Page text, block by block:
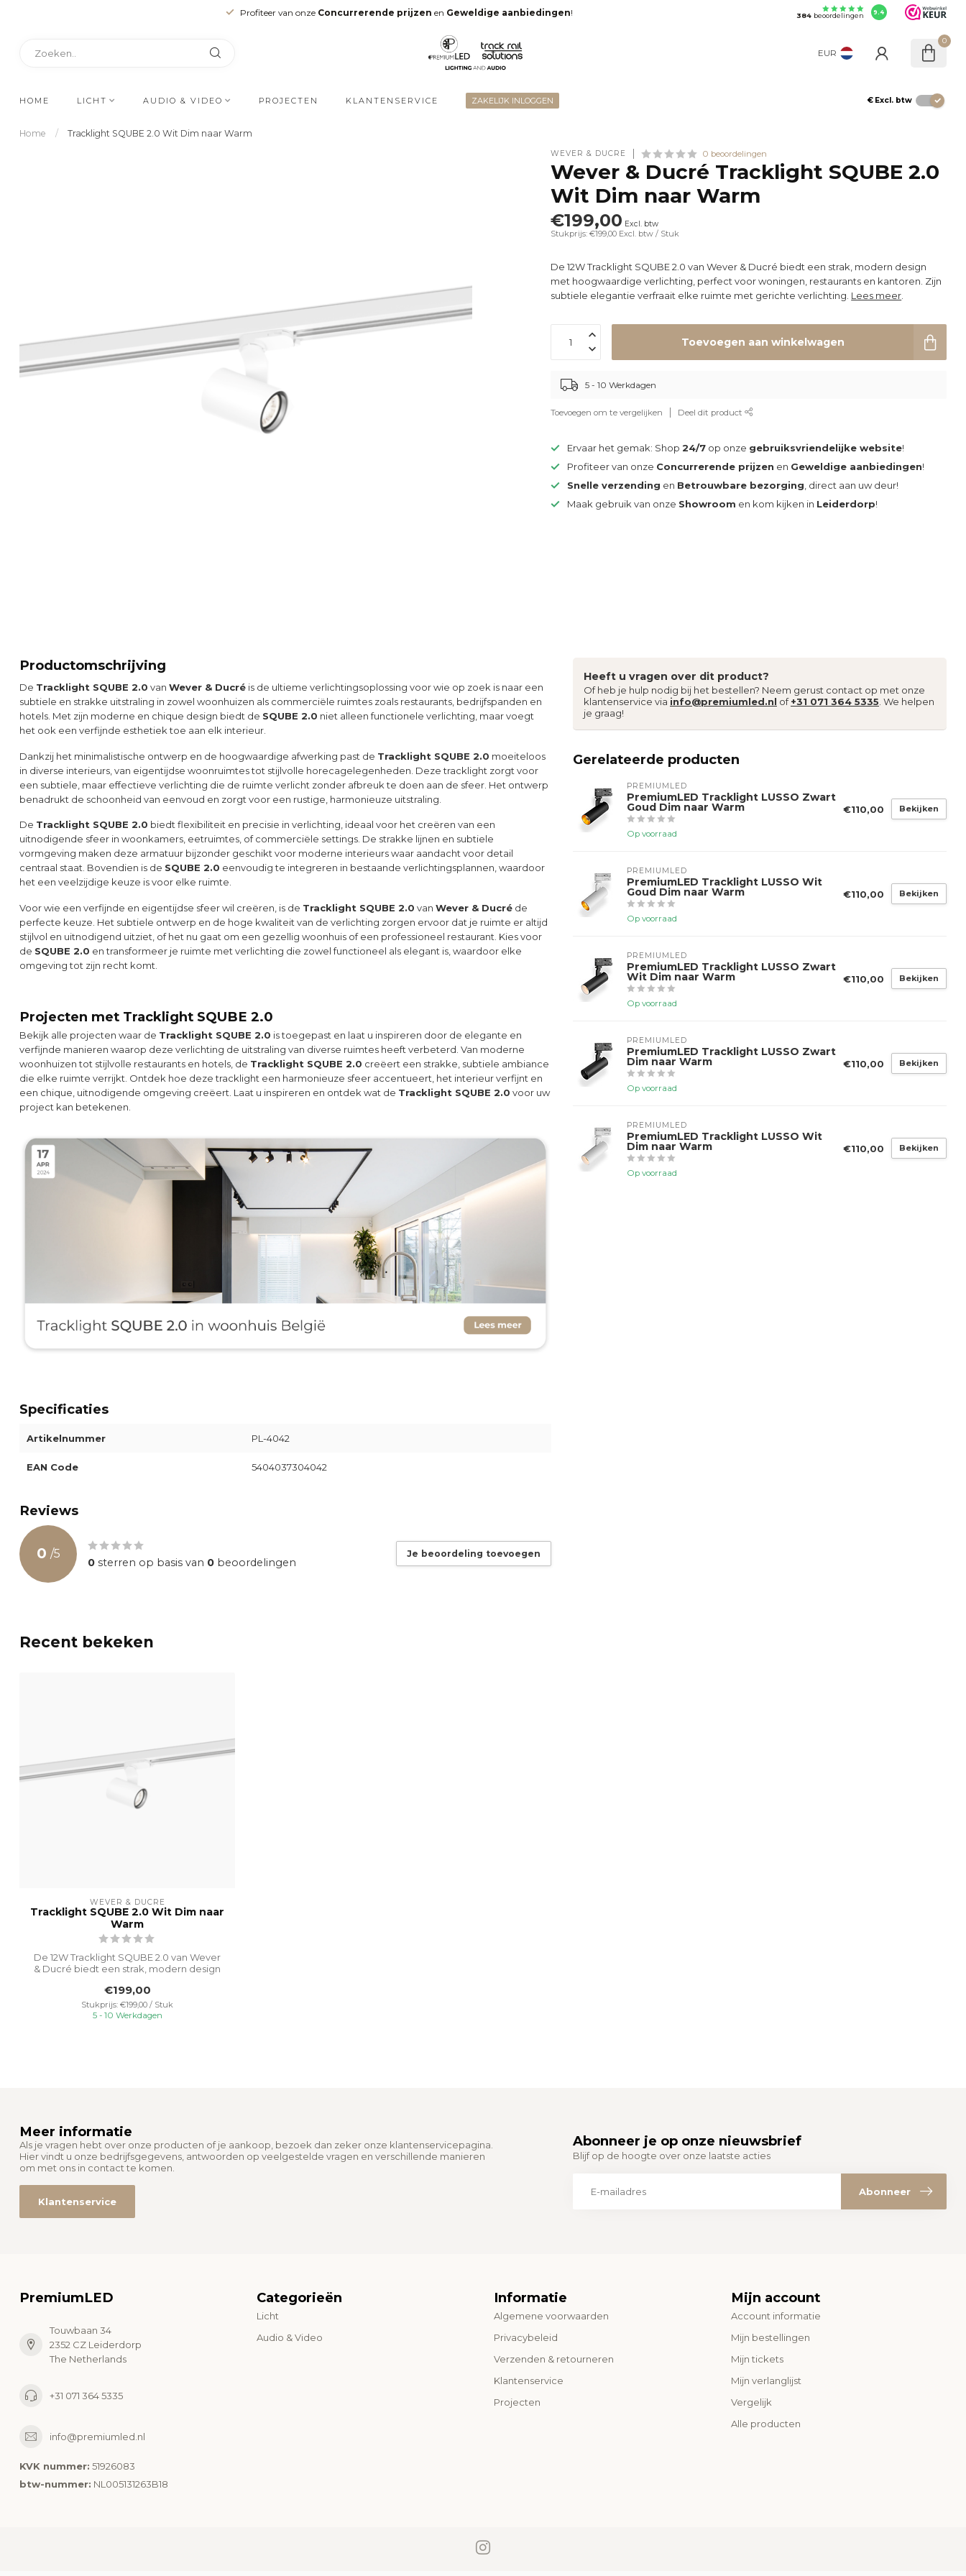
Profiteer van onze Concurrerende prijzen en Geweldige aanbiedingen! 384beoordelingen 9.4
EUR
0
HOME LICHT AUDIO & VIDEO PROJECTEN KLANTENSERVICE ZAKELIJK INLOGGEN € Excl. btw
Home / Tracklight SQUBE 2.0 Wit Dim naar Warm
WEVER & DUCRÉ 0 beoordelingen
Wever & Ducré Tracklight SQUBE 2.0
Wit Dim naar Warm
€199,00 Excl. btw
Stukprijs: €199,00 Excl. btw / Stuk
De 12W Tracklight SQUBE 2.0 van Wever & Ducré biedt een strak, modern design
met hoogwaardige verlichting, perfect voor woningen, restaurants en kantoren. Zijn
subtiele elegantie verfraait elke ruimte met gerichte verlichting. Lees meer
Toevoegen aan winkelwagen
5 - 10 Werkdagen
Toevoegen om te vergelijken Deel dit product
Ervaar het gemak: Shop24/7 op onze gebruiksvriendelijke website!
Profiteer van onze Concurrerende prijzen en Geweldige aanbiedingen!
Snelle verzending en Betrouwbare bezorging , direct aan uw deur!
Maak gebruik van onze Showroom en kom kijken in Leiderdorp!
Productomschrijving
De Tracklight SQUBE 2.0 van Wever & Ducré is de ultieme verlichtingsoplossing voor wie op zoek is naar een
subtiele en strakke uitstraling in zowel woonhuizen als commerciële ruimtes zoals restaurants, bedrijfspanden en
hotels. Met zijn moderne en chique design biedt de SQUBE 2.0 niet alleen functionele verlichting, maar voegt
het ook een verfijnde esthetiek toe aan elk interieur.
Dankzij het minimalistische ontwerp en de hoogwaardige afwerking past de Tracklight SQUBE 2.0 moeiteloos
in diverse interieurs, van eigentijdse woonruimtes tot stijlvolle horecagelegenheden. Deze tracklight zorgt voor
een subtiele, maar effectieve verlichting die de ruimte verlicht zonder afbreuk te doen aan de sfeer. Het ontwerp
benadrukt de schoonheid van eenvoud en zorgt voor een rustige, harmonieuze uitstraling.
De Tracklight SQUBE 2.0 biedt flexibiliteit en precisie in verlichting, ideaal voor het creëren van een
uitnodigende sfeer in woonkamers, eetruimtes, of commerciële settings. De strakke lijnen en subtiele
vormgeving maken deze armatuur bijzonder geschikt voor moderne interieurs waar aandacht voor detail
centraal staat. Bovendien is de SQUBE 2.0 eenvoudig te integreren in bestaande verlichtingsplannen, waardoor
het een veelzijdige keuze is voor elke ruimte.
Voor wie een verfijnde en eigentijdse sfeer wil creëren, is de Tracklight SQUBE 2.0 van Wever & Ducré de
perfecte keuze. Het subtiele ontwerp en de hoge kwaliteit van de verlichting zorgen ervoor dat je ruimte er altijd
stijlvol en uitnodigend uitziet, of het nu gaat om een gezellig woonhuis of een professioneel restaurant. Kies voor
de SQUBE 2.0 en transformeer je ruimte met verlichting die zowel functioneel als elegant is, waardoor elke
omgeving tot zijn recht komt.
Projecten met Tracklight SQUBE 2.0
Bekijk alle projecten waar de Tracklight SQUBE 2.0 is toegepast en laat u inspireren door de elegante en
verfijnde manieren waarop deze verlichting de uitstraling van diverse ruimtes heeft verbeterd. Van moderne
woonhuizen tot stijlvolle restaurants en hotels, de Tracklight SQUBE 2.0 creëert een strakke, subtiele ambiance
die elke ruimte verrijkt. Ontdek hoe deze tracklight een harmonieuze sfeer accentueert, het interieur verfijnt en
een chique, uitnodigende omgeving creëert. Laat u inspireren en ontdek wat de Tracklight SQUBE 2.0 voor uw
project kan betekenen.
Specificaties
Artikelnummer PL-4042
EAN Code 5404037304042
Reviews
0 /5
0 sterren op basis van 0 beoordelingen
Je beoordeling toevoegen
Heeft u vragen over dit product?
Of heb je hulp nodig bij het bestellen? Neem gerust contact op met onze
klantenservice via info@premiumled.nl of+31 071 364 5335 . We helpen
je graag!
Gerelateerde producten
PREMIUMLED
PremiumLED Tracklight LUSSO Zwart
Goud Dim naar Warm
Op voorraad
€110,00 Bekijken
PREMIUMLED
PremiumLED Tracklight LUSSO Wit
Goud Dim naar Warm
Op voorraad
€110,00 Bekijken
PREMIUMLED
PremiumLED Tracklight LUSSO Zwart
Wit Dim naar Warm
Op voorraad
€110,00 Bekijken
PREMIUMLED
PremiumLED Tracklight LUSSO Zwart
Dim naar Warm
Op voorraad
€110,00 Bekijken
PREMIUMLED
PremiumLED Tracklight LUSSO Wit
Dim naar Warm
Op voorraad
€110,00 Bekijken
Recent bekeken
WEVER & DUCRÉ
Tracklight SQUBE 2.0 Wit Dim naar
Warm
De 12W Tracklight SQUBE 2.0 van Wever
& Ducré biedt een strak, modern design
€199,00
Stukprijs: €199,00 / Stuk
5 - 10 Werkdagen
Meer informatie
Als je vragen hebt over onze producten of je aankoop, bezoek dan zeker onze klantenservicepagina.
Hier vindt u onze bedrijfsgegevens, antwoorden op veelgestelde vragen en verschillende manieren
om met ons in contact te komen.
Klantenservice
Abonneer je op onze nieuwsbrief
Blijf op de hoogte over onze laatste acties
Abonneer
PremiumLED
Touwbaan 34
2352 CZ Leiderdorp
The Netherlands
+31 071 364 5335
info@premiumled.nl
KVK nummer: 51926083
btw-nummer: NL005131263B18
Categorieën
Licht
Audio & Video
Informatie
Algemene voorwaarden
Privacybeleid
Verzenden & retourneren
Klantenservice
Projecten
Mijn account
Account informatie
Mijn bestellingen
Mijn tickets
Mijn verlanglijst
Vergelijk
Alle producten